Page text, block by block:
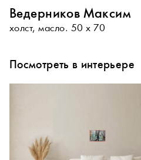
Ведерников Максим
холст, масло. 50 х 70
Посмотреть в интерьере